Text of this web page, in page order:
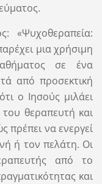
«Ψυχοθεραπεία:
μια χρήσιμη
σε ένα
από προσεκτική
ο Ιησούς μιλάει
θεραπευτή και
πρέπει να ενεργεί
ή τον πελάτη. Οι
από το
και